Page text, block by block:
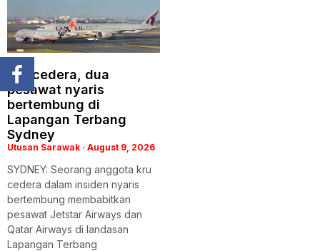
Kru cedera, dua
pesawat nyaris
bertembung di
Lapangan Terbang
Sydney
Utusan Sarawak August 9, 2026
SYDNEY: Seorang anggota kru
cedera dalam insiden nyaris
bertembung membabitkan
pesawat Jetstar Airways dan
Qatar Airways di landasan
Lapangan Terbang